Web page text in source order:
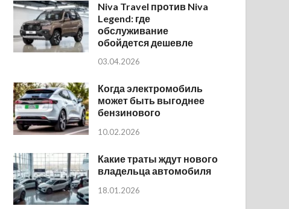
Niva Travel против Niva
Legend: где
обслуживание
обойдется дешевле
03.04.2026
Когда электромобиль
может быть выгоднее
бензинового
10.02.2026
Какие траты ждут нового
владельца автомобиля
18.01.2026